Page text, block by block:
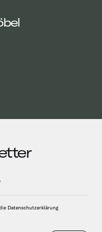
Datenschutzerklärung